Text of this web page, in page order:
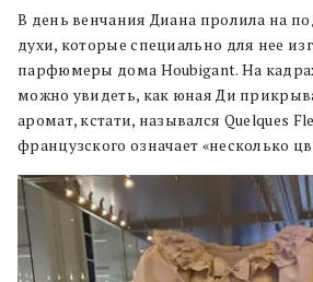
В день венчания Диана пролила на
духи, которые специально для нее
парфюмеры дома Houbigant. На
можно увидеть, как юная Ди
аромат, кстати, назывался Quelques
французского означает «несколько